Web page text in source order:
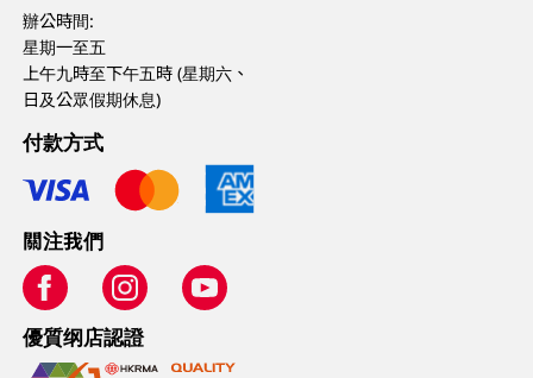
辦公時間:
星期一至五
上午九時至下午五時 (星期六、
日及公眾假期休息)
付款方式
關注我們
優質纲店認證